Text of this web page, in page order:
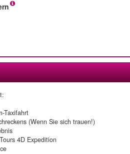
Taxifahrt
(Wenn Sie sich trauen!)
4D Expedition